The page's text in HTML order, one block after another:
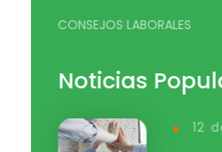
CONSEJOS LABORALES
Noticias
12